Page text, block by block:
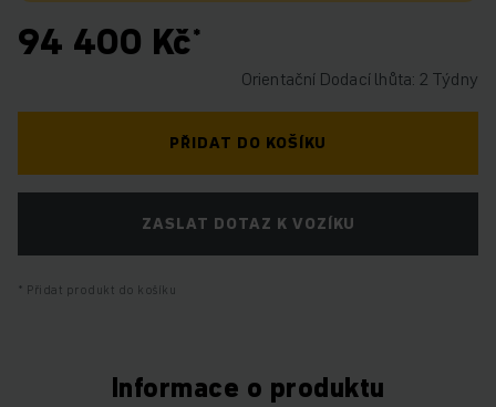
94 400 Kč
Orientační Dodací lhůta: 2 Týdny
PŘIDAT DO KOŠÍKU
ZASLAT DOTAZ K VOZÍKU
Přidat produkt do košíku
Informace o produktu